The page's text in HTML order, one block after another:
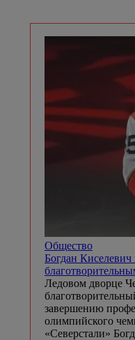
Общество
Богдан Киселевич
Ледовом дворце
завершению
олимпийского
«Северстали»